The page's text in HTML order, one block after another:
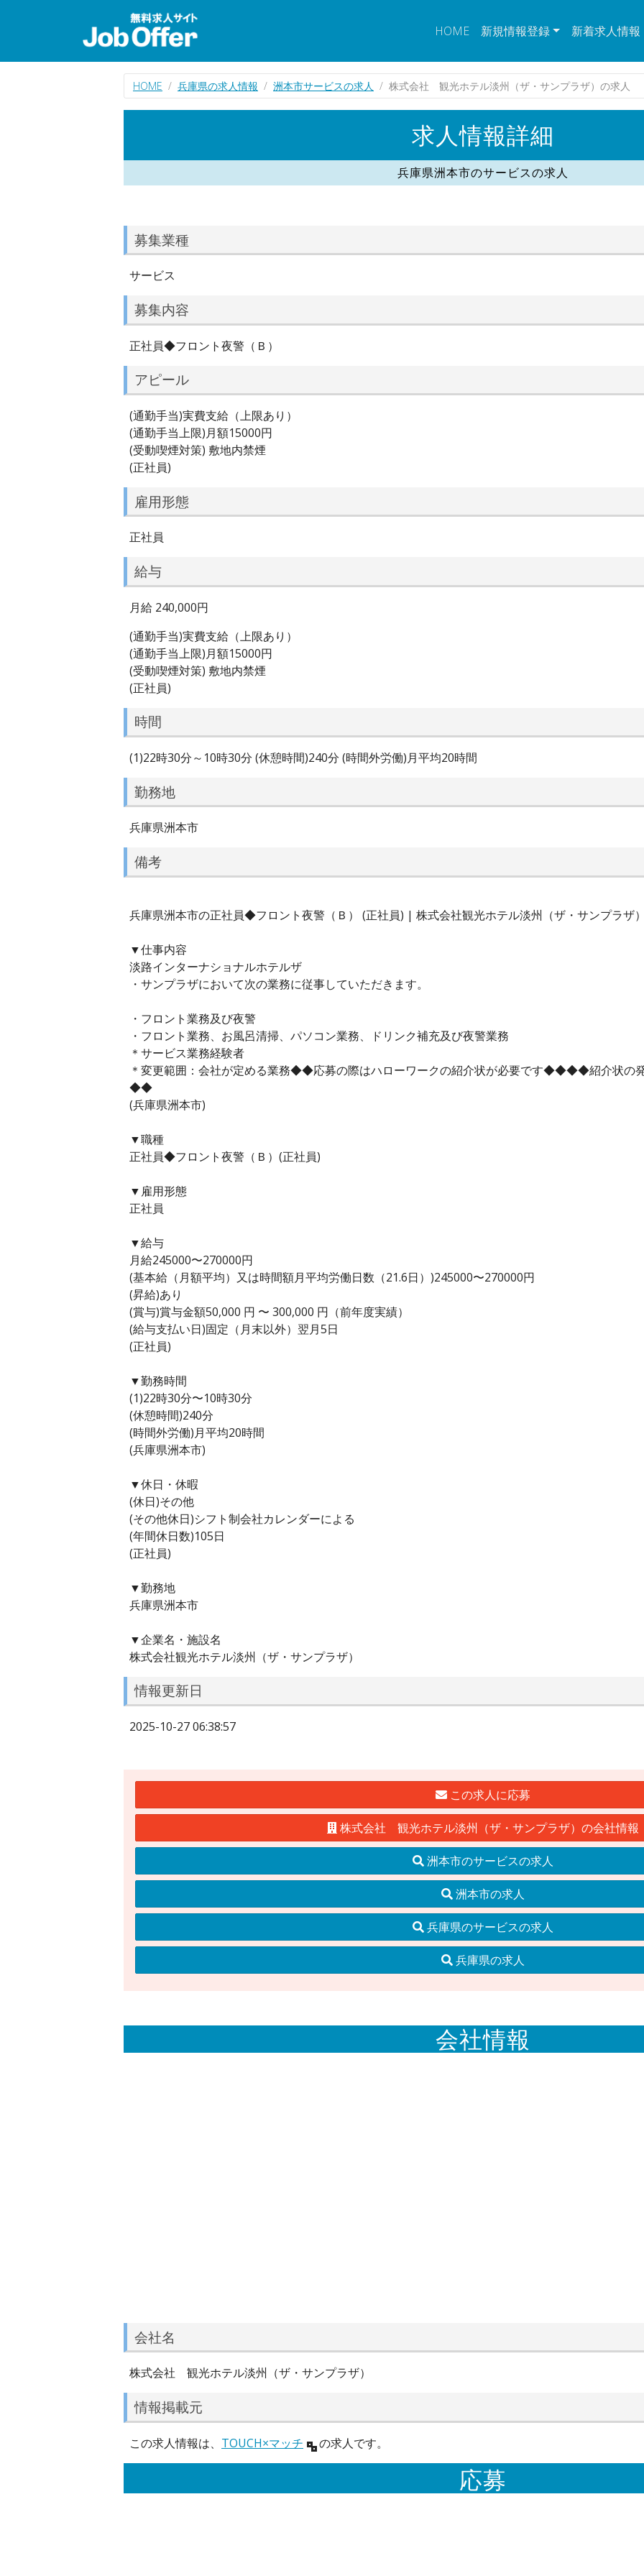
HOME 新規情報登録 新着求人情報
HOME 兵庫県の求人情報 洲本市サービスの求人 株式会社 観光ホテル淡州（ザ・サンプラザ）の求人
求人情報詳細
兵庫県洲本市のサービスの求人
募集業種
サービス
募集内容
正社員◆フロント夜警（Ｂ）
アピール
(通勤手当)実費支給（上限あり）
(通勤手当上限)月額15000円
(受動喫煙対策) 敷地内禁煙
(正社員)
雇用形態
正社員
給与
月給 240,000円
(通勤手当)実費支給（上限あり）
(通勤手当上限)月額15000円
(受動喫煙対策) 敷地内禁煙
(正社員)
時間
(1)22時30分～10時30分 (休憩時間)240分 (時間外労働)月平均20時間
勤務地
兵庫県洲本市
備考
兵庫県洲本市の正社員◆フロント夜警（Ｂ） (正社員) | 株式会社観光ホテル淡州（ザ・サンプラザ
▼仕事内容
淡路インターナショナルホテルザ
・サンプラザにおいて次の業務に従事していただきます。
・フロント業務及び夜警
・フロント業務、お風呂清掃、パソコン業務、ドリンク補充及び夜警業務
＊サービス業務経験者
＊変更範囲：会社が定める業務◆◆応募の際はハローワークの紹介状が必要です◆◆◆◆紹介状の
◆◆
(兵庫県洲本市)
▼職種
正社員◆フロント夜警（Ｂ）(正社員)
▼雇用形態
正社員
▼給与
月給245000〜270000円
(基本給（月額平均）又は時間額月平均労働日数（21.6日）)245000〜270000円
(昇給)あり
(賞与)賞与金額50,000 円 〜 300,000 円（前年度実績）
(給与支払い日)固定（月末以外）翌月5日
(正社員)
▼勤務時間
(1)22時30分〜10時30分
(休憩時間)240分
(時間外労働)月平均20時間
(兵庫県洲本市)
▼休日・休暇
(休日)その他
(その他休日)シフト制会社カレンダーによる
(年間休日数)105日
(正社員)
▼勤務地
兵庫県洲本市
▼企業名・施設名
株式会社観光ホテル淡州（ザ・サンプラザ）
情報更新日
2025-10-27 06:38:57
この求人に応募
株式会社 観光ホテル淡州（ザ・サンプラザ）の会社情報
洲本市のサービスの求人
洲本市の求人
兵庫県のサービスの求人
兵庫県の求人
会社情報
会社名
株式会社 観光ホテル淡州（ザ・サンプラザ）
情報掲載元
この求人情報は、 TOUCH×マッチ の求人です。
応募